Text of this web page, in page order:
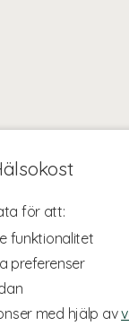
för att:
funktionalitet
preferenser
med hjälp av